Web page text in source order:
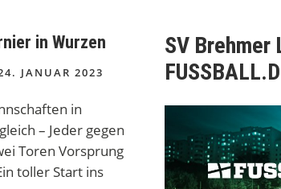
in Wurzen
JANUAR 2023
in
– Jeder gegen
Toren Vorsprung
toller Start ins
SV Brehmer